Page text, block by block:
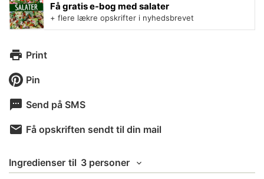
Få gratis e-bog med salater
+ flere lækre opskrifter i nyhedsbrevet
Print
Pin
Send på SMS
Få opskriften sendt til din mail
Ingredienser til 3 personer